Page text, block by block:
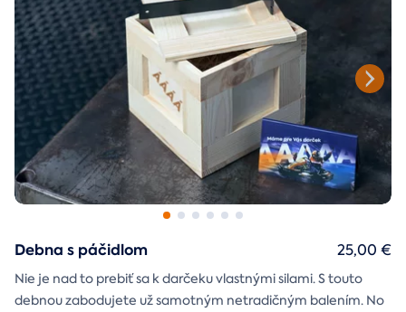
Debna s páčidlom
Nie je nad to prebiť sa k darčeku vlastnými silami. S touto
debnou zabodujete už samotným netradičným balením. No
25,00 €